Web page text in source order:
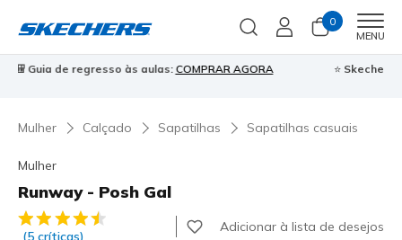
0
MENU
⭐Skechers VIP:45 dias de devolução para membros Inscreve-te⭐
Mulher Calçado Sapatilhas Sapatilhas casuais
Mulher
Runway - Posh Gal
3$9 de 5 – Classificação do cliente
(5 críticas)
Adicionar à lista de desejos